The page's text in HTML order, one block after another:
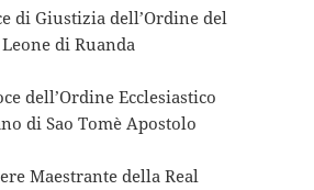
di Giustizia dell’Ordine del
Leone di Ruanda
dell’Ordine Ecclesiastico
di Sao Tomè Apostolo
Maestrante della Real